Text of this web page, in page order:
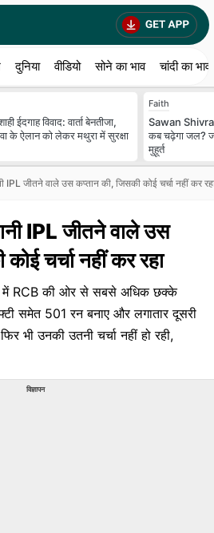
दुनिया वीडियो सोने का भाव चांदी का भाव
ईदगाह विवाद: वार्ता बेनतीजा,
के ऐलान को लेकर मथुरा में सुरक्षा
Faith
Sawan
कब चढ़ेगा जल?
मुहूर्त
IPL जीतने वाले उस कप्तान की, जिसकी कोई चर्चा नहीं कर
IPL जीतने वाले उस
चर्चा नहीं कर रहा
में RCB की ओर से सबसे अधिक छक्के
समेत 501 रन बनाए और लगातार दूसरी
भी उनकी उतनी चर्चा नहीं हो रही,
विज्ञापन